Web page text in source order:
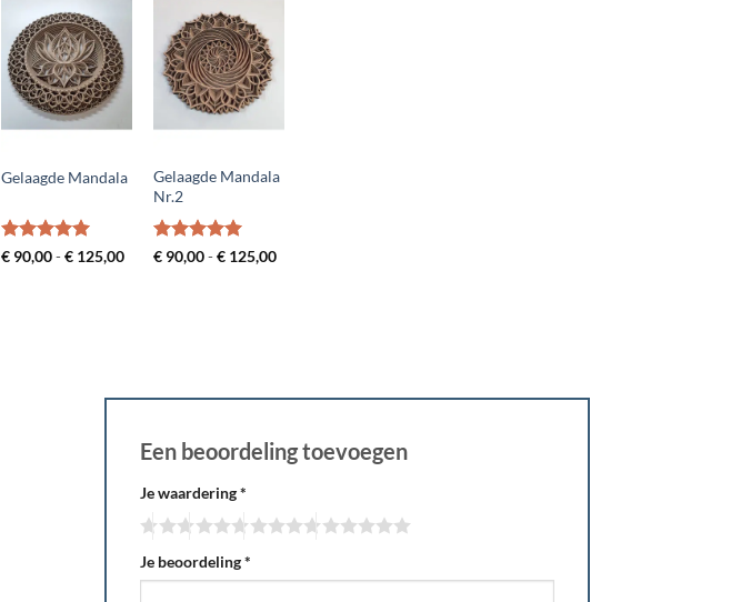
Gelaagde Mandala
Gewaardeerd
€90,00-€125,00Prijsklasse:
Gelaagde Mandala
Nr.2
Gewaardeerd
€ 90,00-€ 125,00Prijsklasse:
Een beoordeling toevoegen
Je waardering*
Je beoordeling*